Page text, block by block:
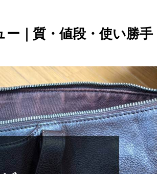
ー｜質・値段・使い勝手